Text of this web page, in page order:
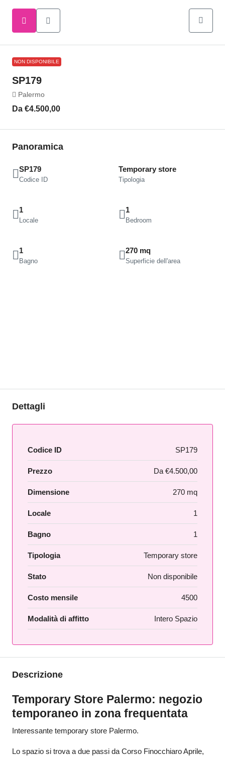
NON DISPONIBILE
SP179
Palermo
Da €4.500,00
Panoramica
SP179
Codice ID
Temporary store
Tipologia
1
Locale
1
Bedroom
1
Bagno
270 mq
Superficie dell'area
Dettagli
Codice ID SP179
Prezzo Da €4.500,00
Dimensione 270 mq
Locale 1
Bagno 1
Tipologia Temporary store
Stato Non disponibile
Costo mensile 4500
Modalità di affitto Intero Spazio
Descrizione
Temporary Store Palermo: negozio
temporaneo in zona frequentata
Interessante temporary store Palermo.
Lo spazio si trova a due passi da Corso Finocchiaro Aprile,